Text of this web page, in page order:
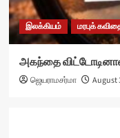
இலக்கியம் மரபுக்
அகந்தை
ஜெயராமசர்மா August